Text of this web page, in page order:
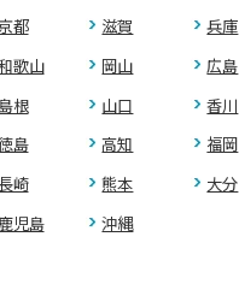
都 滋賀
兵庫
歌山 岡山
広島
根 山口
香川
島 高知
福岡
崎 熊本
大分
鹿児島
沖縄